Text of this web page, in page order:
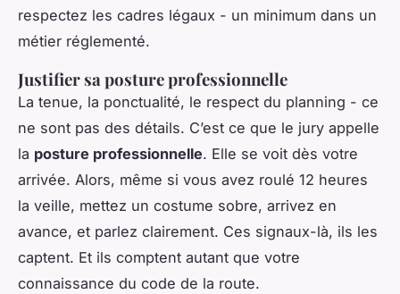
respectez les cadres légaux - un minimum dans un
métier réglementé.
Justifier sa posture professionnelle
La tenue, la ponctualité, le respect du planning - ce
ne sont pas des détails. C’est ce que le jury appelle
la posture professionnelle. Elle se voit dès votre
arrivée. Alors, même si vous avez roulé 12 heures
la veille, mettez un costume sobre, arrivez en
avance, et parlez clairement. Ces signaux-là, ils les
captent. Et ils comptent autant que votre
connaissance du code de la route.